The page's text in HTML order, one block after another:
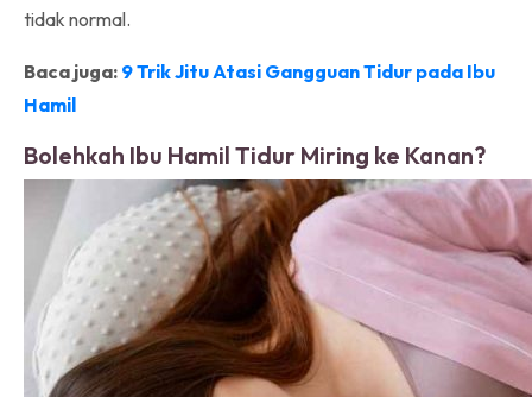
tidak normal.
Baca juga: 9 Trik Jitu Atasi Gangguan Tidur pada Ibu
Hamil
Bolehkah Ibu Hamil Tidur Miring ke Kanan?